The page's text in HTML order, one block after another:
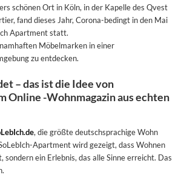
schönen Ort in Köln, in der Kapelle des Qvest
fand dieses Jahr, Corona-bedingt in den Mai
Apartment statt.
Möbelmarken in einer
zu entdecken.
– das ist die Idee von
Online -Wohnmagazin aus echten
, die größte deutschsprachige Wohn
Apartment wird gezeigt, dass Wohnen
sondern ein Erlebnis, das alle Sinne erreicht. Das